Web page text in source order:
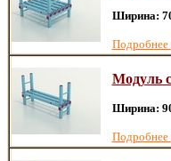
Ширина:
Подробнее
Модуль
Ширина:
Подробнее